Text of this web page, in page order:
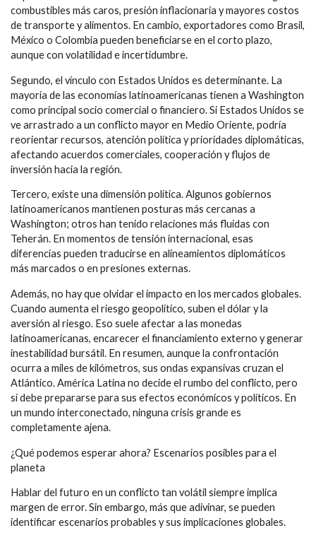
combustibles más caros, presión inflacionaria y mayores costos
de transporte y alimentos. En cambio, exportadores como Brasil,
México o Colombia pueden beneficiarse en el corto plazo,
aunque con volatilidad e incertidumbre.
Segundo, el vínculo con Estados Unidos es determinante. La
mayoría de las economías latinoamericanas tienen a Washington
como principal socio comercial o financiero. Si Estados Unidos se
ve arrastrado a un conflicto mayor en Medio Oriente, podría
reorientar recursos, atención política y prioridades diplomáticas,
afectando acuerdos comerciales, cooperación y flujos de
inversión hacia la región.
Tercero, existe una dimensión política. Algunos gobiernos
latinoamericanos mantienen posturas más cercanas a
Washington; otros han tenido relaciones más fluidas con
Teherán. En momentos de tensión internacional, esas
diferencias pueden traducirse en alineamientos diplomáticos
más marcados o en presiones externas.
Además, no hay que olvidar el impacto en los mercados globales.
Cuando aumenta el riesgo geopolítico, suben el dólar y la
aversión al riesgo. Eso suele afectar a las monedas
latinoamericanas, encarecer el financiamiento externo y generar
inestabilidad bursátil. En resumen, aunque la confrontación
ocurra a miles de kilómetros, sus ondas expansivas cruzan el
Atlántico. América Latina no decide el rumbo del conflicto, pero
sí debe prepararse para sus efectos económicos y políticos. En
un mundo interconectado, ninguna crisis grande es
completamente ajena.
¿Qué podemos esperar ahora? Escenarios posibles para el
planeta
Hablar del futuro en un conflicto tan volátil siempre implica
margen de error. Sin embargo, más que adivinar, se pueden
identificar escenarios probables y sus implicaciones globales.